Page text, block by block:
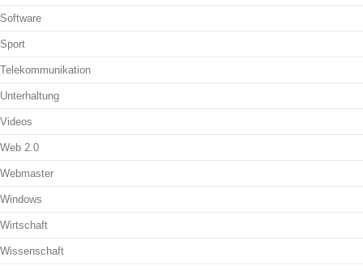
Software
Sport
Telekommunikation
Unterhaltung
Videos
Web 2.0
Webmaster
Windows
Wirtschaft
Wissenschaft